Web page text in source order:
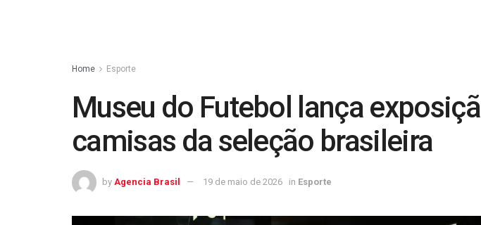
Home Esporte
Museu do Futebol lança
camisas da seleção brasileira
by Agencia Brasil 19 de maio de 2026 in Esporte